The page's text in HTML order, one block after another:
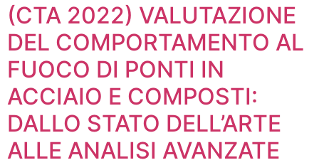
(CTA 2022) VALUTAZIONE
DEL COMPORTAMENTO AL
FUOCO DI PONTI IN
ACCIAIO E COMPOSTI:
DALLO STATO DELL’ARTE
ALLE ANALISI AVANZATE